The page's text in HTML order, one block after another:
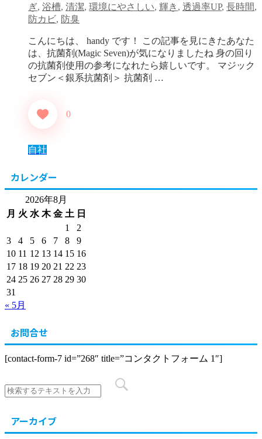
ぎ, 浴槽, 清潔, 環境にやさしい, 輝き , 透過率UP, 長時間,
防カビ, 防臭
こんにちは、 handy です！ この記事を見にきたあなた
は、抗菌剤(Magic Seven)が気になりましたね 身の回り
の抗菌剤使用の参考になれたら嬉しいです。 マジック
セブン＜銀系抗菌剤＞ 抗菌剤 …
0
自社
カレンダー
2026年8月
月 火 水 木 金 土 日
1
2
3
4 5 6 7 8
9
10 11 12 13 14 15 16
17 18 19 20 21 22 23
24 25 26 27 28 29 30
31
« 5月
お問合せ
[contact-form-7 id=”268″ title=”コンタクトフォーム 1″]
アーカイブ